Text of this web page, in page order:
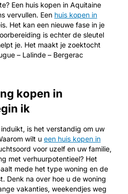
Een huis kopen in Aquitaine
vervullen. Een huis kopen in
Het kan een nieuwe fase in je
is echter de sleutel
je. Het maakt je zoektocht
– Lalinde – Bergerac
kopen in
ik
is het verstandig om uw
wilt u een huis kopen in
voor uzelf en uw familie,
met verhuurpotentieel? Het
mede het type woning en de
Denk na over hoe u de woning
vakanties, weekendjes weg